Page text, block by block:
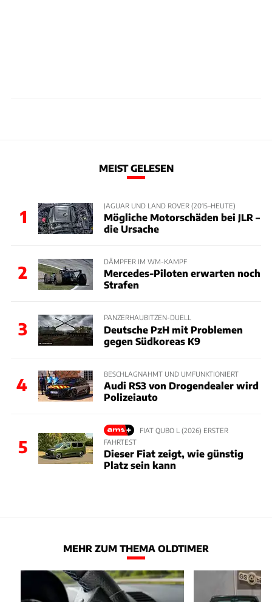
MEIST GELESEN
1
JAGUAR UND LAND ROVER (2015–HEUTE)
Mögliche Motorschäden bei JLR –
die Ursache
2
DÄMPFER IM WM-KAMPF
Mercedes-Piloten erwarten noch
Strafen
3
PANZERHAUBITZEN-DUELL
Deutsche PzH mit Problemen
gegen Südkoreas K9
4
BESCHLAGNAHMT UND UMFUNKTIONIERT
Audi RS3 von Drogendealer wird
Polizeiauto
5
FIAT QUBO L (2026) ERSTER
FAHRTEST
Dieser Fiat zeigt, wie günstig
Platz sein kann
MEHR ZUM THEMA OLDTIMER